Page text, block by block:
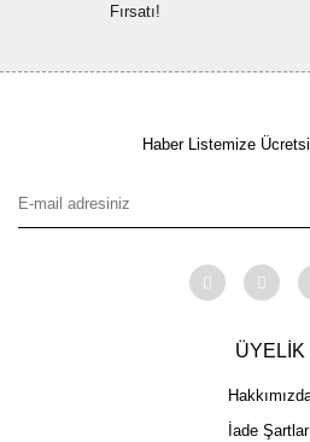
Fırsatı!
Haber Listemize
ÜYELİK
İade